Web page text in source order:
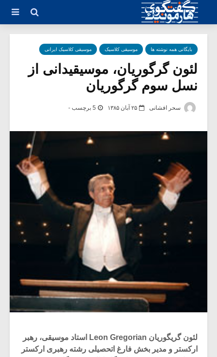
بایگانی همه نوشته ها موسیقی کلاسیک موسیقی کلاسیک ایرانی
لئون گرگوریان، موسیقیدانی از
نسل سوم گرگوریان
سحر افشانی ۲۵ آبان ۱۳۸۵ 5 برچسب -
لئون گریگوریان Leon Gregorian استاد موسیقی، رهبر
ارکستر و مدیر بخش فارغ اتحصیلی رشته رهبری ارکستر